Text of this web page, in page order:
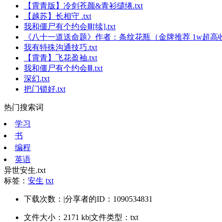
【霄青版】冷剑苍颜&青衫缱绻.txt
【越苏】长相守 .txt
我和僵尸有个约会Ⅲ[续].txt
《八十一道送命题》作者：条纹花瓶（金牌推荐 1w超高
我有特殊沟通技巧.txt
【霄青】飞花盈袖.txt
我和僵尸有个约会Ⅲ.txt
深幻.txt
把门锁好.txt
热门搜索词
学习
书
编程
英语
异世安生.txt
标签： 安生 txt
下载次数： |分享者的ID：1090534831
文件大小：2171 kb|文件类型：txt